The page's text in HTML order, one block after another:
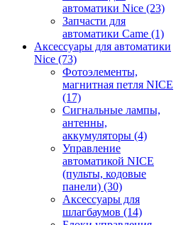
автоматики Nice (23)
Запчасти для
автоматики Came (1)
Аксессуары для автоматики
Nice (73)
Фотоэлементы,
магнитная петля NICE
(17)
Сигнальные лампы,
антенны,
аккумуляторы (4)
Управление
автоматикой NICE
(пульты, кодовые
панели) (30)
Аксессуары для
шлагбаумов (14)